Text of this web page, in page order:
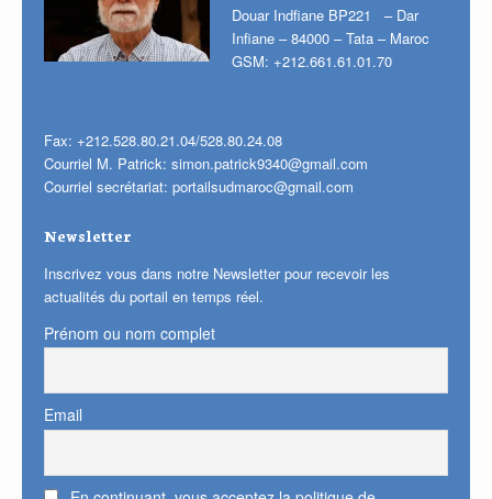
Douar Indfiane BP221 – Dar
Infiane – 84000 – Tata – Maroc
GSM: +212.661.61.01.70
Fax: +212.528.80.21.04/528.80.24.08
Courriel M. Patrick: simon.patrick9340@gmail.com
Courriel secrétariat: portailsudmaroc@gmail.com
Newsletter
Inscrivez vous dans notre Newsletter pour recevoir les
actualités du portail en temps réel.
Prénom ou nom complet
Email